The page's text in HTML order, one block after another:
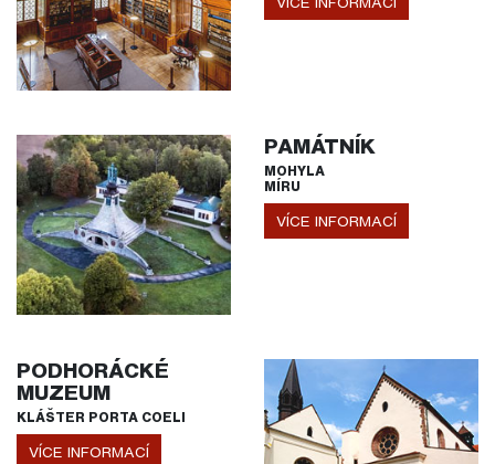
PAMÁTNÍK
MOHYLA
MÍRU
VÍCE INFORMACÍ
PODHORÁCKÉ
MUZEUM
KLÁŠTER PORTA COELI
VÍCE INFORMACÍ